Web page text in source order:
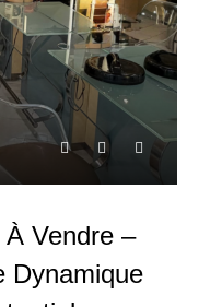
Vendre –
Dynamique